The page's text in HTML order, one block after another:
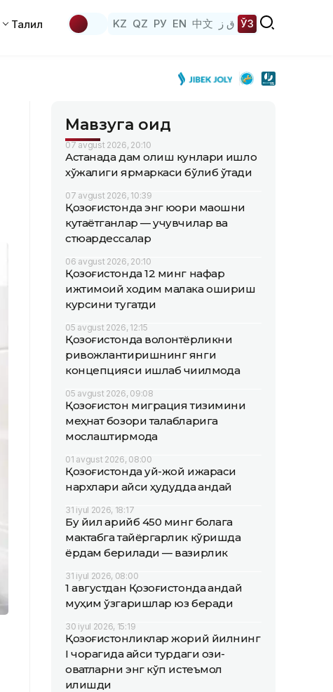
Таҳлил KZ QZ РУ EN 中文 ق ز ЎЗ
Мавзуга оид
07 avgust 2026, 20:10
Астанада дам олиш кунлари қишлоқ
хўжалиги ярмаркаси бўлиб ўтади
07 avgust 2026, 10:39
Қозоғистонда энг юқори маошни
кутаётганлар — учувчилар ва
стюардессалар
06 avgust 2026, 20:10
Қозоғистонда 12 минг нафар
ижтимоий ходим малака ошириш
курсини тугатди
05 avgust 2026, 12:15
Қозоғистонда волонтёрликни
ривожлантиришнинг янги
концепцияси ишлаб чиқилмоқда
05 avgust 2026, 09:08
Қозоғистон миграция тизимини
меҳнат бозори талабларига
мослаштирмоқда
01 avgust 2026, 08:00
Қозоғистонда уй-жой ижараси
нархлари қайси ҳудудда қандай
31 iyul 2026, 18:17
Бу йил қарийб 450 минг болага
мактабга тайёргарлик кўришда
ёрдам берилади — вазирлик
31 iyul 2026, 08:00
1 августдан Қозоғистонда қандай
муҳим ўзгаришлар юз беради
30 iyul 2026, 15:19
Қозоғистонликлар жорий йилнинг
I чорагида қайси турдаги озиқ-
овқатларни энг кўп истеъмол
қилишди